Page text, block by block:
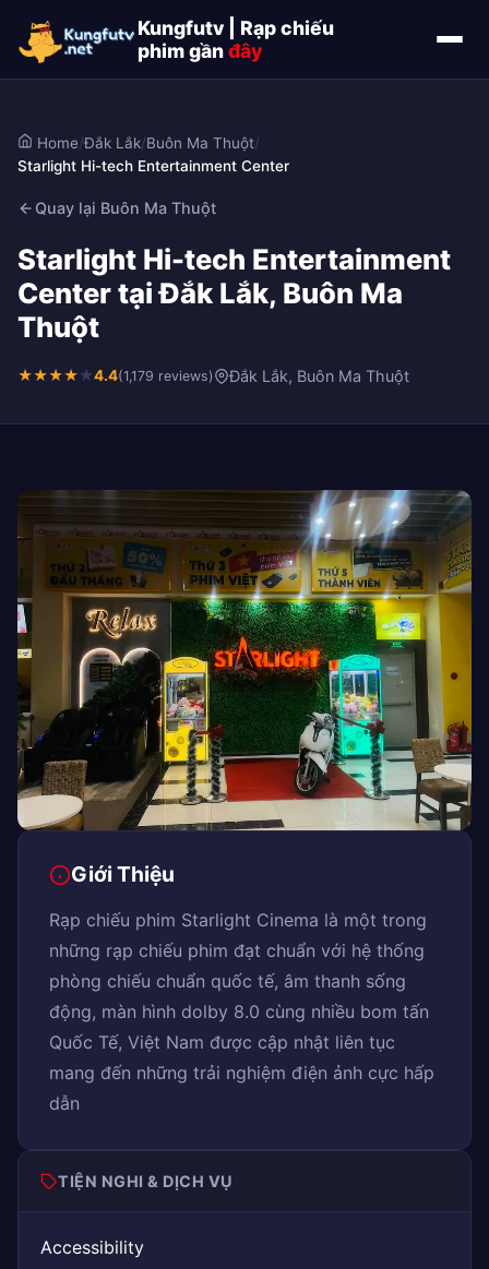
Kungfutv | Rạp chiếu
phim gầnđây
Home/Đắk Lắk/Buôn Ma Thuột/
Starlight Hi-tech Entertainment Center
Quay lại Buôn Ma Thuột
Starlight Hi-tech Entertainment
Center tại Đắk Lắk, Buôn Ma
Thuột
★★★★★4.4(1,179 reviews) Đắk Lắk, Buôn Ma Thuột
Giới Thiệu
Rạp chiếu phim Starlight Cinema là một trong
những rạp chiếu phim đạt chuẩn với hệ thống
phòng chiếu chuẩn quốc tế, âm thanh sống
động, màn hình dolby 8.0 cùng nhiều bom tấn
Quốc Tế, Việt Nam được cập nhật liên tục
mang đến những trải nghiệm điện ảnh cực hấp
dẫn
TIỆN NGHI & DỊCH VỤ
Accessibility